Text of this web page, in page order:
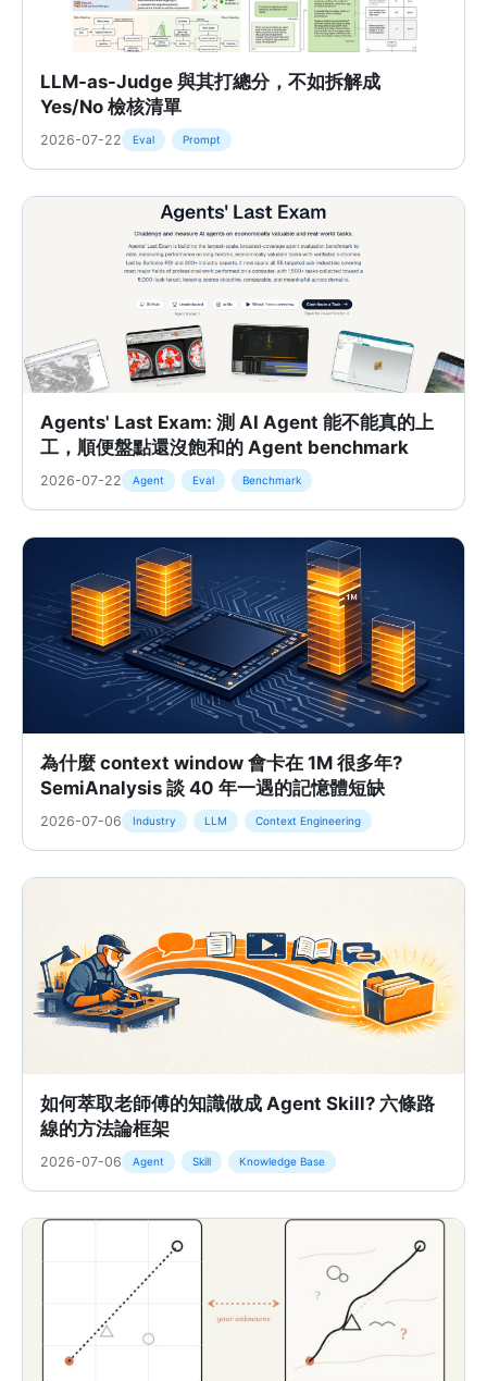
LLM-as-Judge 與其打總分，不如拆解成
Yes/No 檢核清單
2026-07-22 Eval Prompt
Agents' Last Exam: 測 AI Agent 能不能真的上
工，順便盤點還沒飽和的 Agent benchmark
2026-07-22 Agent Eval Benchmark
為什麼 context window 會卡在 1M 很多年?
SemiAnalysis 談 40 年一遇的記憶體短缺
2026-07-06 Industry LLM Context Engineering
如何萃取老師傅的知識做成 Agent Skill? 六條路
線的方法論框架
2026-07-06 Agent Skill Knowledge Base